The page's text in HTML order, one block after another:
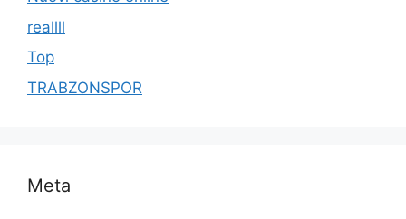
reallll
Top
TRABZONSPOR
Meta